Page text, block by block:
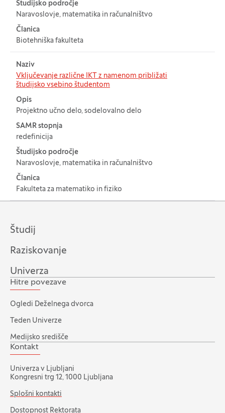
Študijsko področje
Naravoslovje, matematika in računalništvo
Članica
Biotehniška fakulteta
Naziv
Vključevanje različne IKT z namenom približati
študijsko vsebino študentom
Opis
Projektno učno delo, sodelovalno delo
SAMR stopnja
redefinicija
Študijsko področje
Naravoslovje, matematika in računalništvo
Članica
Fakulteta za matematiko in fiziko
Študij
Raziskovanje
Univerza
Hitre povezave
Ogledi Deželnega dvorca
Teden Univerze
Medijsko središče
Kontakt
Univerza v Ljubljani
Kongresni trg 12, 1000 Ljubljana
Splošni kontakti
Dostopnost Rektorata